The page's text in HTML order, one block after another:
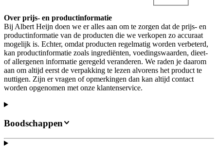
Over prijs- en productinformatie
Bij Albert Heijn doen we er alles aan om te zorgen dat de prijs- en
productinformatie van de producten die we verkopen zo accuraat
mogelijk is. Echter, omdat producten regelmatig worden verbeterd,
kan productinformatie zoals ingrediënten, voedingswaarden, dieet-
of allergenen informatie geregeld veranderen. We raden je daarom
aan om altijd eerst de verpakking te lezen alvorens het product te
nuttigen. Zijn er vragen of opmerkingen dan kan altijd contact
worden opgenomen met onze klantenservice.
Boodschappen